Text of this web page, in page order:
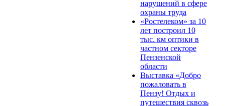
нарушений в сфере
охраны труда
«Ростелеком» за 10
лет построил 10
тыс. км оптики в
частном секторе
Пензенской
области
Выставка «Добро
пожаловать в
Пензу! Отдых и
путешествия сквозь